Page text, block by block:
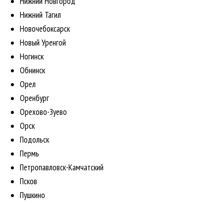
Нижний Тагил
Новочебоксарск
Новый Уренгой
Ногинск
Обнинск
Орел
Оренбург
Орехово-Зуево
Орск
Подольск
Пермь
Петропавловск-Камчатский
Псков
Пушкино